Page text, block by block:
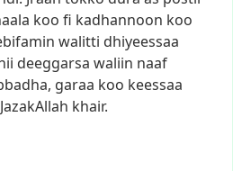
koo fi kadhannoon koo
walitti dhiyeessaa
deeggarsa waliin naaf
garaa koo keessaa
JazakAllah khair.